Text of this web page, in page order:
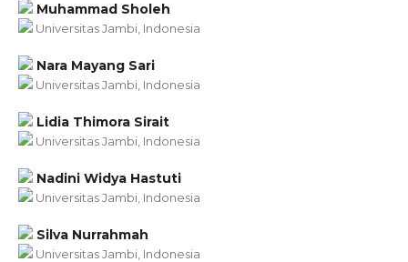
Muhammad Sholeh
Universitas Jambi, Indonesia
Nara Mayang Sari
Universitas Jambi, Indonesia
Lidia Thimora Sirait
Universitas Jambi, Indonesia
Nadini Widya Hastuti
Universitas Jambi, Indonesia
Silva Nurrahmah
Universitas Jambi, Indonesia